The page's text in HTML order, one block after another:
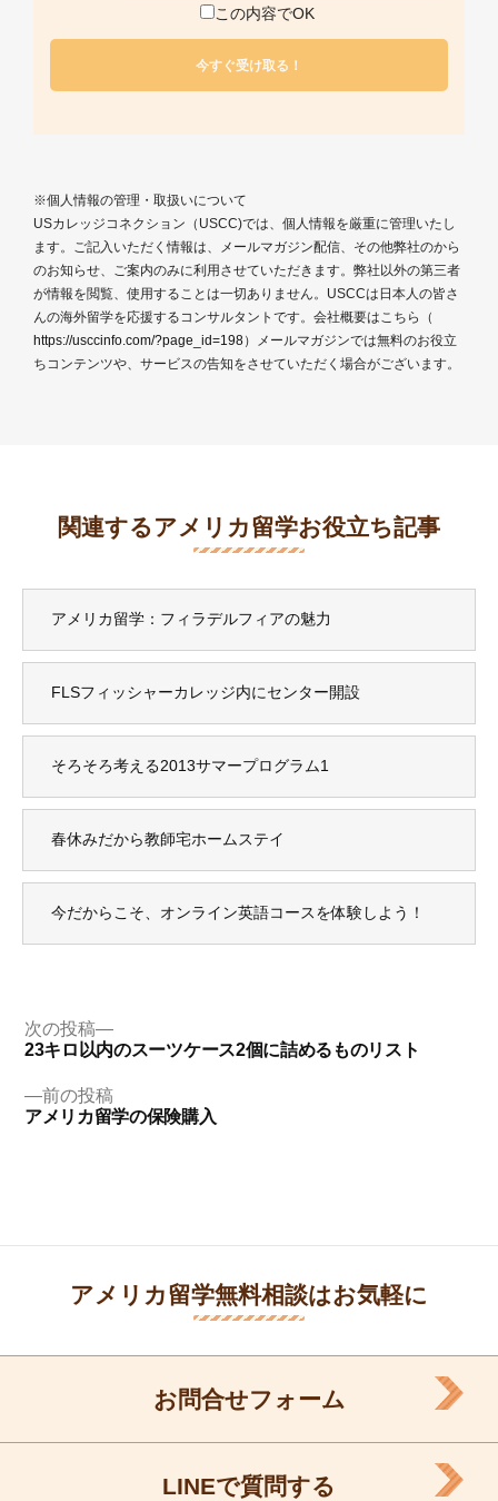
この内容でOK
※個人情報の管理・取扱いについて
USカレッジコネクション（USCC)では、個人情報を厳重に管理いたし
ます。ご記入いただく情報は、メールマガジン配信、その他弊社のから
のお知らせ、ご案内のみに利用させていただきます。弊社以外の第三者
が情報を閲覧、使用することは一切ありません。USCCは日本人の皆さ
んの海外留学を応援するコンサルタントです。会社概要はこちら（
https://usccinfo.com/?page_id=198）メールマガジンでは無料のお役立
ちコンテンツや、サービスの告知をさせていただく場合がございます。
関連するアメリカ留学お役立ち記事
アメリカ留学：フィラデルフィアの魅力
FLSフィッシャーカレッジ内にセンター開設
そろそろ考える2013サマープログラム1
春休みだから教師宅ホームステイ
今だからこそ、オンライン英語コースを体験しよう！
稿
ナ
ョ
前の投稿前
の
アメリカ留学の保険購入
次の投稿
次
の
稿:
23キロ以内のスーツケース2個に詰めるものリスト
アメリカ留学無料相談はお気軽に
お問合せフォーム
LINEで質問する